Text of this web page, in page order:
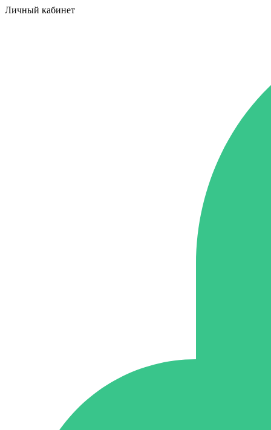
Личный кабинет